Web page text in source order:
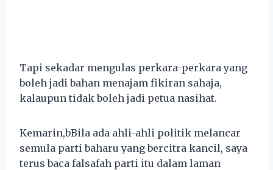
Tapi sekadar mengulas perkara-perkara yang
boleh jadi bahan menajam fikiran sahaja,
kalaupun tidak boleh jadi petua nasihat.
Kemarin,bBila ada ahli-ahli politik melancar
semula parti baharu yang bercitra kancil, saya
terus baca falsafah parti itu dalam laman